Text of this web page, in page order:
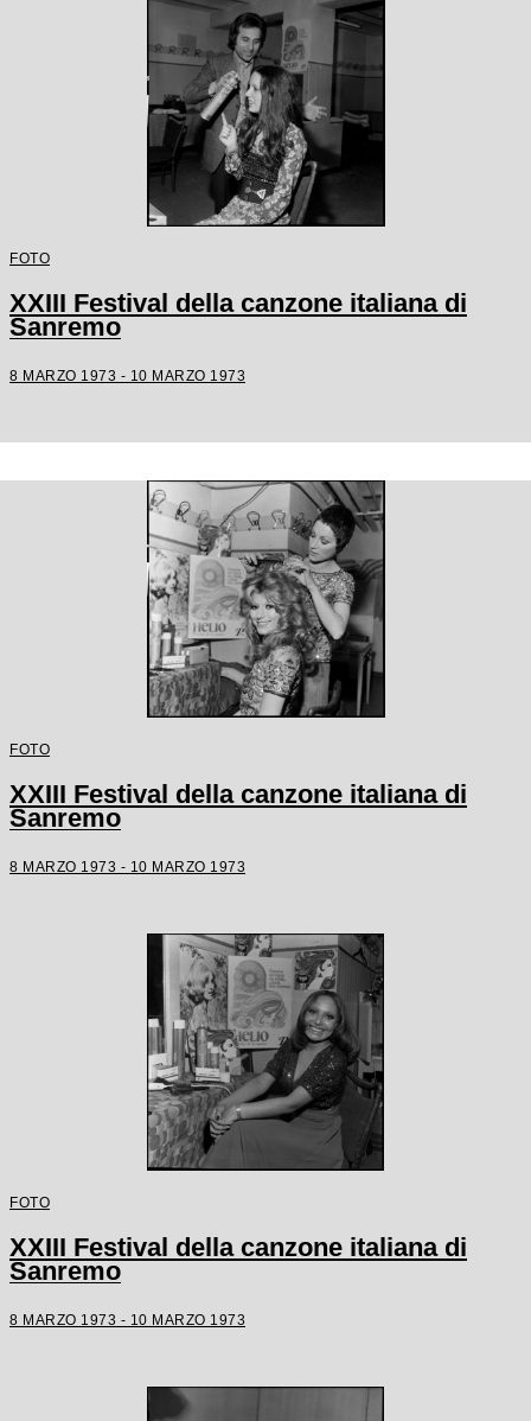
FOTO
XXIII Festival della canzone italiana di
Sanremo
8 MARZO 1973 - 10 MARZO 1973
FOTO
XXIII Festival della canzone italiana di
Sanremo
8 MARZO 1973 - 10 MARZO 1973
FOTO
XXIII Festival della canzone italiana di
Sanremo
8 MARZO 1973 - 10 MARZO 1973